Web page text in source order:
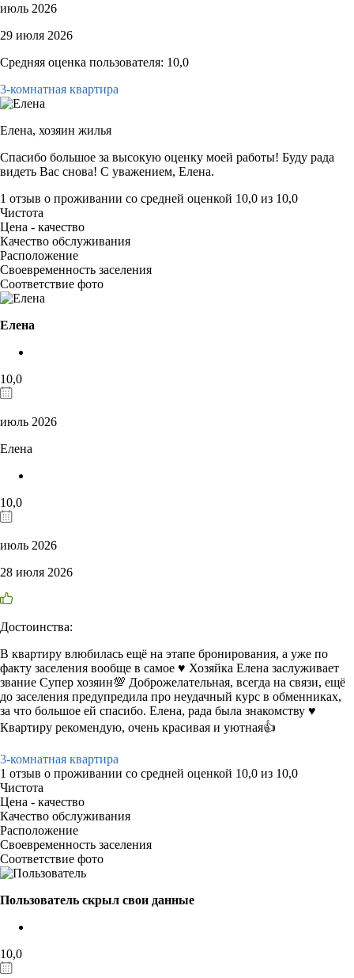
июль 2026
29 июля 2026
Средняя оценка пользователя: 10,0
3-комнатная квартира
Елена, хозяин жилья
Спасибо большое за высокую оценку моей работы! Буду рада
видеть Вас снова! С уважением, Елена.
1 отзыв о проживании со средней оценкой 10,0 из 10,0
Чистота
Цена - качество
Качество обслуживания
Расположение
Своевременность заселения
Соответствие фото
Елена
10,0
июль 2026
Елена
10,0
июль 2026
28 июля 2026
Достоинства:
В квартиру влюбилась ещё на этапе бронирования, а уже по
факту заселения вообще в самое ♥️ Хозяйка Елена заслуживает
звание Супер хозяин💯 Доброжелательная, всегда на связи, ещё
до заселения предупредила про неудачный курс в обменниках,
за что большое ей спасибо. Елена, рада была знакомству ♥️
Квартиру рекомендую, очень красивая и уютная👍
3-комнатная квартира
1 отзыв о проживании со средней оценкой 10,0 из 10,0
Чистота
Цена - качество
Качество обслуживания
Расположение
Своевременность заселения
Соответствие фото
Пользователь скрыл свои данные
10,0